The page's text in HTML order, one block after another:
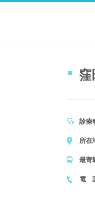
窪
診療
所在
最寄
電